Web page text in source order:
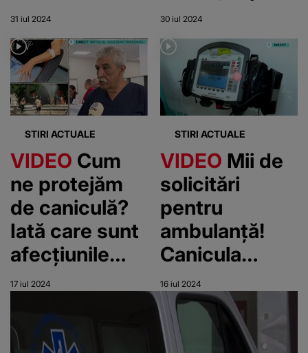
Serviciul de
Ambulanță.
Un tânăr a
încercat să
facă rost de
un mop, să-și
lovească mai
bine
adversarii
31 iul 2024
noapte!
Bebelușul a
fost dus de
urgență la
Terapie
Intensivă
30 iul 2024
STIRI ACTUALE
VIDEO Cum
ne protejăm
de caniculă?
Iată care sunt
afecțiunile
provocate cel
de căldura
excesivă!
17 iul 2024
STIRI ACTUALE
VIDEO Mii de
solicitări
pentru
ambulanță!
Canicula
crește
numărul
oamenilor
care sună la
16 iul 2024